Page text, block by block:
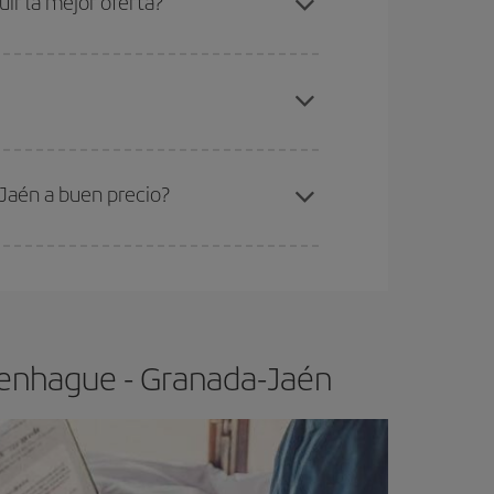
horarios
Granada-Jaén-dest
a buen precio?
- Granada-Jaén